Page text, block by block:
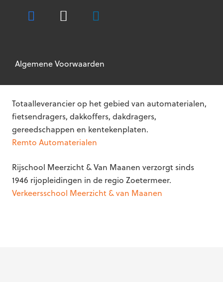
Algemene Voorwaarden
Totaalleverancier op het gebied van automaterialen,
fietsendragers, dakkoffers, dakdragers,
gereedschappen en kentekenplaten.
Remto Automaterialen
Rijschool Meerzicht & Van Maanen verzorgt sinds
1946 rijopleidingen in de regio Zoetermeer.
Verkeersschool Meerzicht & van Maanen